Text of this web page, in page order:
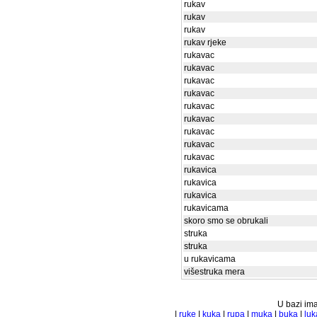
rukav
rukav
rukav
rukav rjeke
rukavac
rukavac
rukavac
rukavac
rukavac
rukavac
rukavac
rukavac
rukavac
rukavica
rukavica
rukavica
rukavicama
skoro smo se obrukali
struka
struka
u rukavicama
višestruka mera
U bazi
ruke kuka rupa muka buka